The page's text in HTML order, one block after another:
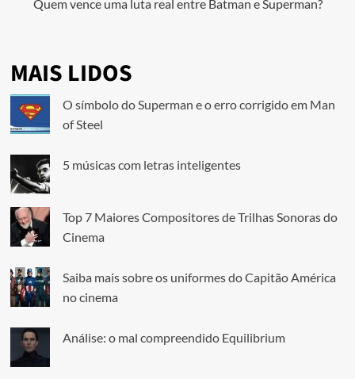
Quem vence uma luta real entre Batman e Superman?
MAIS LIDOS
O símbolo do Superman e o erro corrigido em Man
of Steel
5 músicas com letras inteligentes
Top 7 Maiores Compositores de Trilhas Sonoras do
Cinema
Saiba mais sobre os uniformes do Capitão América
no cinema
Análise: o mal compreendido Equilibrium